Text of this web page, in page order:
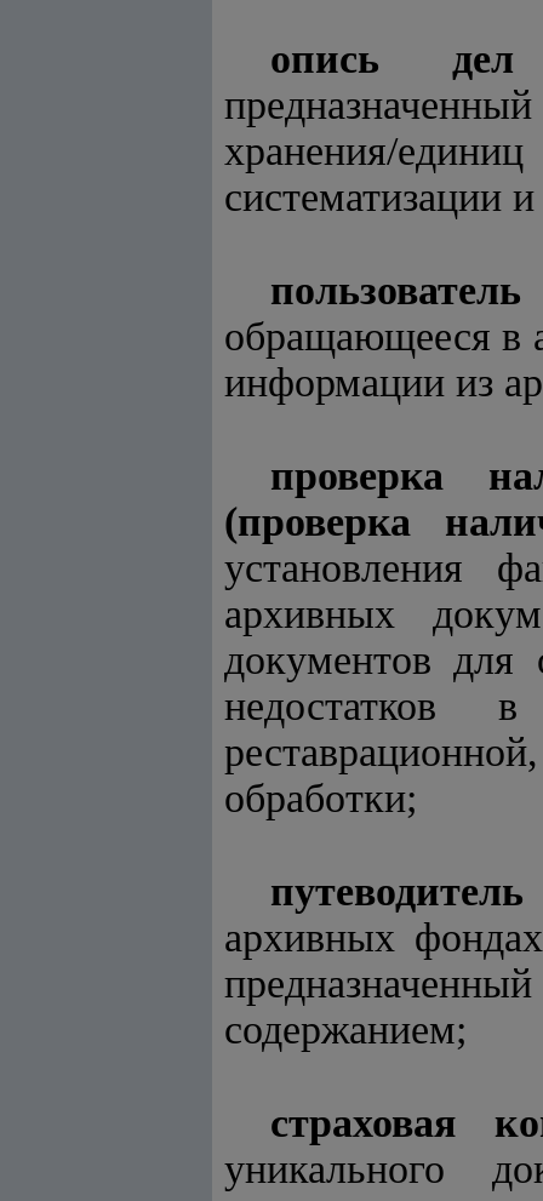
опись дел
хранения/
систематизации
пользователь
обращающееся в
информации из
проверка
(проверка
установления
архивных
документов для
недостатков
обработки;
путеводитель
архивных
содержанием;
страховая
уникального